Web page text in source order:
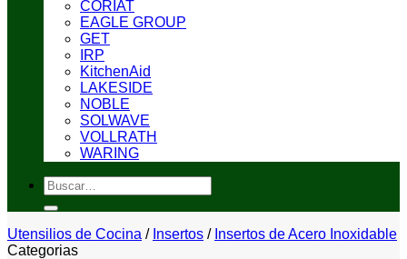
CORIAT
EAGLE GROUP
GET
IRP
KitchenAid
LAKESIDE
NOBLE
SOLWAVE
VOLLRATH
WARING
Buscar
por:
Utensilios de Cocina / Insertos / Insertos de Acero Inoxidable
Categorias